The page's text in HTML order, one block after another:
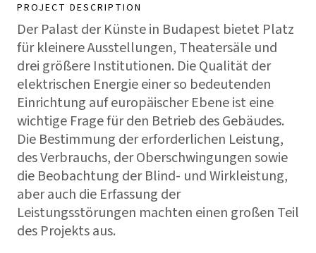
PROJECT DESCRIPTION
Der Palast der Künste in Budapest bietet Platz
für kleinere Ausstellungen, Theatersäle und
drei größere Institutionen. Die Qualität der
elektrischen Energie einer so bedeutenden
Einrichtung auf europäischer Ebene ist eine
wichtige Frage für den Betrieb des Gebäudes.
Die Bestimmung der erforderlichen Leistung,
des Verbrauchs, der Oberschwingungen sowie
die Beobachtung der Blind- und Wirkleistung,
aber auch die Erfassung der
Leistungsstörungen machten einen großen Teil
des Projekts aus.